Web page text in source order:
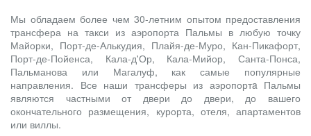
Мы обладаем более чем 30-летним опытом предоставления
трансфера на такси из аэропорта Пальмы в любую точку
Майорки, Порт-де-Алькудия, Плайя-де-Муро, Кан-Пикафорт,
Порт-де-Пойенса, Кала-д'Ор, Кала-Мийор, Санта-Понса,
Пальманова или Магалуф, как самые популярные
направления. Все наши трансферы из аэропортa Пальмы
являются частными от двери до двери, до вашего
окончательного размещения, курорта, отеля, апартаментов
или виллы.